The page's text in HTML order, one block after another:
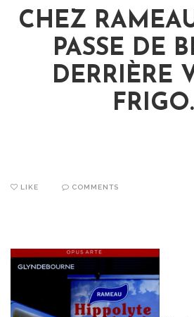
CHEZ
PASSE DE
DERRIÈRE
LIKE COMMENTS